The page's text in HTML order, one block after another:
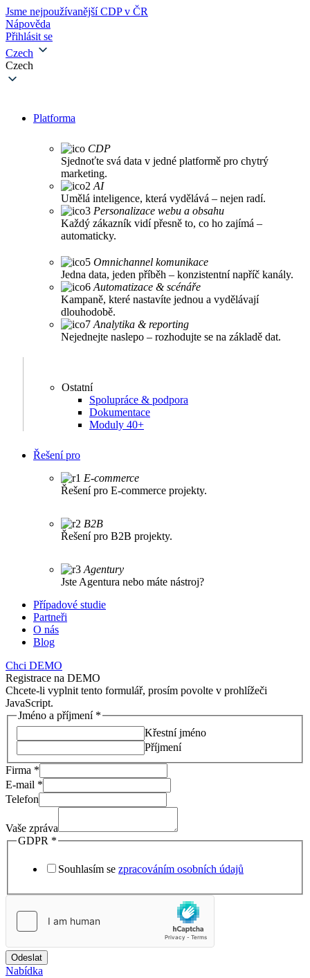
Jsme nejpoužívanější CDP v ČR
Nápověda
Přihlásit se
Czech
Czech
Platforma
CDP
Sjednoťte svá data v jedné platformě pro chytrý
marketing.
AI
Umělá inteligence, která vydělává – nejen radí.
Personalizace webu a obsahu
Každý zákazník vidí přesně to, co ho zajímá –
automaticky.
Omnichannel komunikace
Jedna data, jeden příběh – konzistentní napříč kanály.
Automatizace & scénáře
Kampaně, které nastavíte jednou a vydělávají
dlouhodobě.
Analytika & reporting
Nejednejte naslepo – rozhodujte se na základě dat.
Ostatní
Spolupráce & podpora
Dokumentace
Moduly 40+
Řešení pro
E-commerce
Řešení pro E-commerce projekty.
B2B
Řešení pro B2B projekty.
Agentury
Jste Agentura nebo máte nástroj?
Případové studie
Partneři
O nás
Blog
Chci DEMO
Registrace na DEMO
Chcete-li vyplnit tento formulář, prosím povolte v prohlížeči
JavaScript.
Jméno a příjmení *
Křestní jméno
Příjmení
Firma *
E-mail *
Telefon
Vaše zpráva
GDPR *
Souhlasím se zpracováním osobních údajů
Odeslat
Nabídka